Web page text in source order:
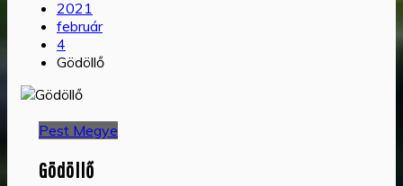
2021
február
4
Gödöllő
Pest Megye
Gödöllő